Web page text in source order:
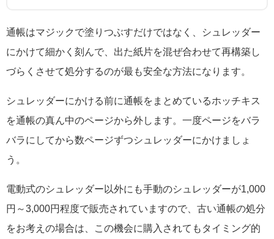
通帳はマジックで塗りつぶすだけではなく、シュレッダー
にかけて細かく刻んで、出た紙片を混ぜ合わせて再構築し
づらくさせて処分するのが最も安全な方法になります。
シュレッダーにかける前に通帳をまとめているホッチキス
を通帳の真ん中のページから外します。一度ページをバラ
バラにしてから数ページずつシュレッダーにかけましょ
う。
電動式のシュレッダー以外にも手動のシュレッダーが1,000
円～3,000円程度で販売されていますので、古い通帳の処分
をお考えの場合は、この機会に購入されてもタイミング的